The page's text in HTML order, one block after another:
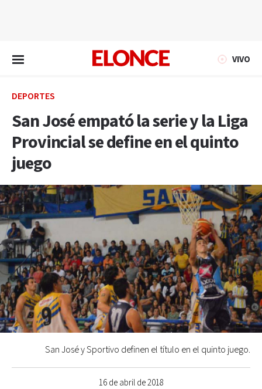
VIVO
DEPORTES
San José empató la serie y la Liga
Provincial se define en el quinto
juego
16 de abril de 2018
San José y Sportivo definen el título en el quinto juego.